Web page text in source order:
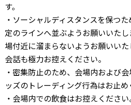
す。
・ソーシャルディスタンスを保つ
定のラインへ並ぶようお願いいた
場付近に溜まらないようお願いい
会話も極力お控えください。
・密集防止のため、会場内および
ッズのトレーディング行為はお止め
・会場内での飲食はお控えください